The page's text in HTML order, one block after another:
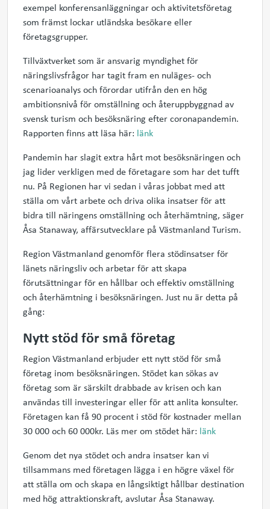
exempel konferensanläggningar och aktivitetsföretag
som främst lockar utländska besökare eller
företagsgrupper.
Tillväxtverket som är ansvarig myndighet för
näringslivsfrågor har tagit fram en nuläges- och
scenarioanalys och förordar utifrån den en hög
ambitionsnivå för omställning och återuppbyggnad av
svensk turism och besöksnäring efter coronapandemin.
Rapporten finns att läsa här: länk
Pandemin har slagit extra hårt mot besöksnäringen och
jag lider verkligen med de företagare som har det tufft
nu. På Regionen har vi sedan i våras jobbat med att
ställa om vårt arbete och driva olika insatser för att
bidra till näringens omställning och återhämtning, säger
Åsa Stanaway, affärsutvecklare på Västmanland Turism.
Region Västmanland genomför flera stödinsatser för
länets näringsliv och arbetar för att skapa
förutsättningar för en hållbar och effektiv omställning
och återhämtning i besöksnäringen. Just nu är detta på
gång:
Nytt stöd för små företag
Region Västmanland erbjuder ett nytt stöd för små
företag inom besöksnäringen. Stödet kan sökas av
företag som är särskilt drabbade av krisen och kan
användas till investeringar eller för att anlita konsulter.
Företagen kan få 90 procent i stöd för kostnader mellan
30 000 och 60 000kr. Läs mer om stödet här: länk
Genom det nya stödet och andra insatser kan vi
tillsammans med företagen lägga i en högre växel för
att ställa om och skapa en långsiktigt hållbar destination
med hög attraktionskraft, avslutar Åsa Stanaway.